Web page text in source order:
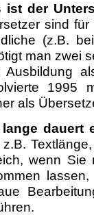
ist der
sind
(z.B.
man zwei
Ausbildung
1995
als
lange dauert
wenn Sie